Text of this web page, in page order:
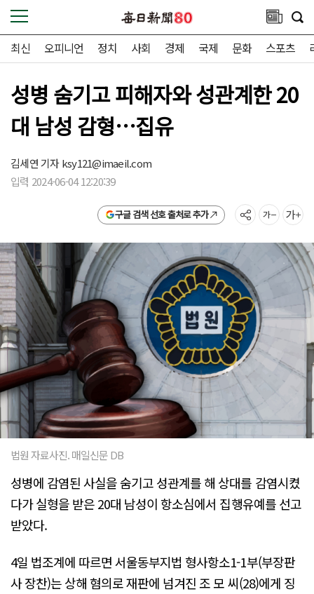
최신 오피니언 정치 사회 경제 국제 문화 스포츠
성병 숨기고 피해자와 성관계한 20
대 남성 감형…집유
김세연 기자ksy121@imaeil.com
입력 2024-06-04 12:20:39
구글 검색 선호 출처로 추가
법원 자료사진. 매일신문 DB
성병에 감염된 사실을 숨기고 성관계를 해 상대를 감염시켰
다가 실형을 받은 20대 남성이 항소심에서 집행유예를 선고
받았다.
4일 법조계에 따르면 서울동부지법 형사항소1-1부(부장판
사 장찬)는 상해 혐의로 재판에 넘겨진 조 모 씨(28)에게 징